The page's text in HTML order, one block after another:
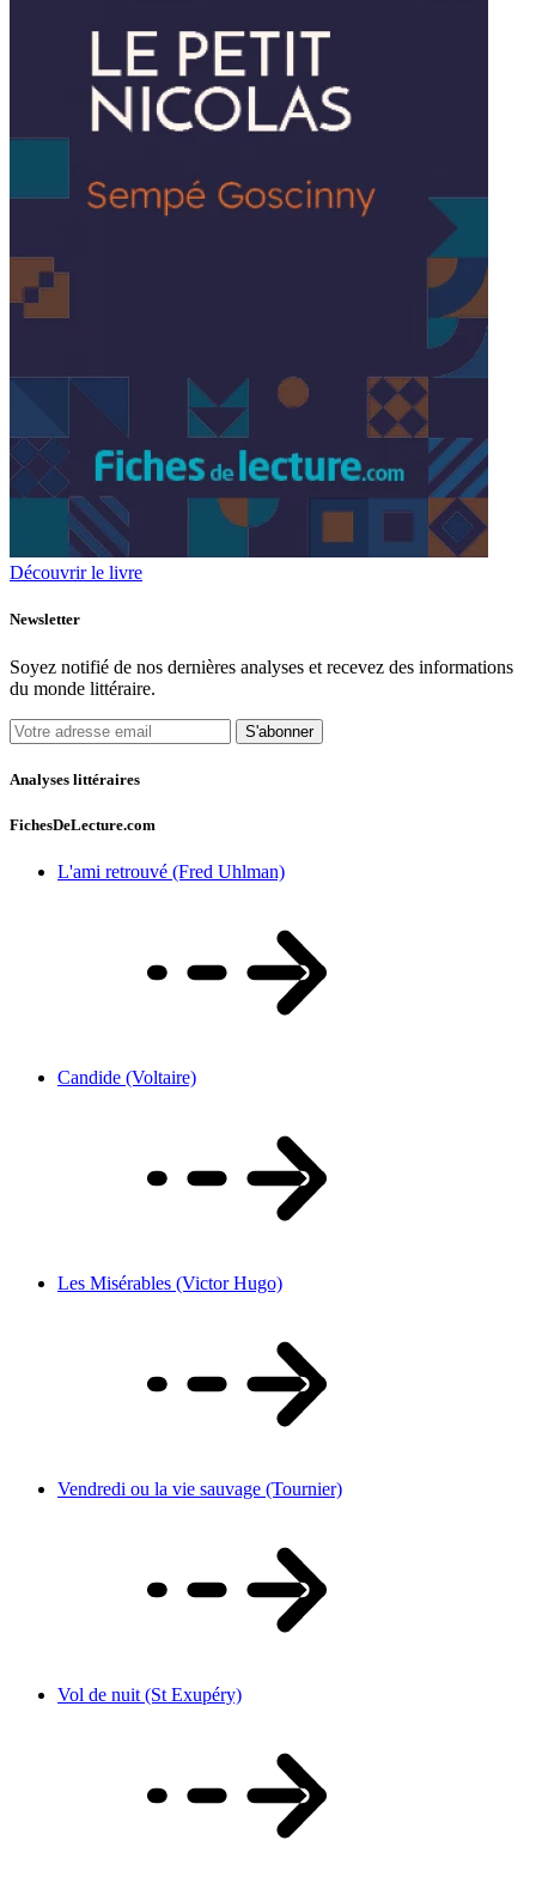
Découvrir le livre
Newsletter
Soyez notifié de nos dernières analyses et recevez des informations
du monde littéraire.
S'abonner
Analyses littéraires
FichesDeLecture.com
L'ami retrouvé (Fred Uhlman)
Candide (Voltaire)
Les Misérables (Victor Hugo)
Vendredi ou la vie sauvage (Tournier)
Vol de nuit (St Exupéry)